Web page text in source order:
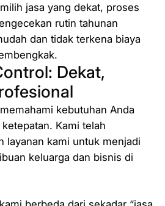
jasa yang dekat, proses
rutin tahunan
dan tidak terkena biaya
Dekat,
memahami kebutuhan Anda
Kami telah
layanan kami untuk menjadi
keluarga dan bisnis di